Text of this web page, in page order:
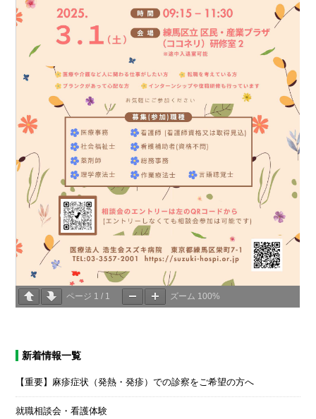
ページ 1 / 1 ズーム 100%
新着情報一覧
【重要】麻疹症状（発熱・発疹）での診察をご希望の方へ
就職相談会・看護体験